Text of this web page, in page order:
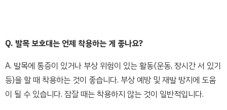
Q. 발목 보호대는 언제 착용하는 게 좋나요?
A. 발목에 통증이 있거나 부상 위험이 있는 활동(운동, 장시간 서 있기
등)을 할 때 착용하는 것이 좋습니다. 부상 예방 및 재발 방지에 도움
이 될 수 있습니다. 잠잘 때는 착용하지 않는 것이 일반적입니다.